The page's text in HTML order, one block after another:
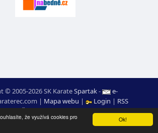
Ok!
že využívá cookies pro
© 2005-2026 SK KarateSpartak-
e-
| Mapa webu | Login | RSS
Pavel Švojgr,výsledky karate: Mgr. Jiří Kotala